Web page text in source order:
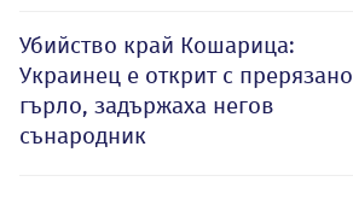
Убийство край Кошарица:
Украинец е открит с прерязано
гърло, задържаха негов
сънародник